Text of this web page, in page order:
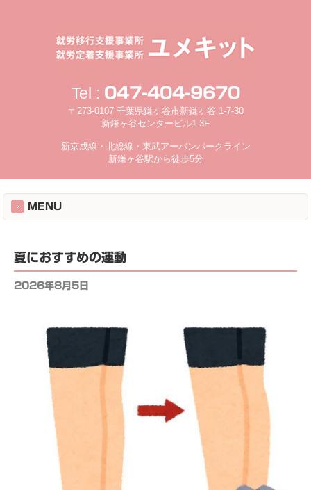
Tel : 047-404-9670
〒273-0107 千葉県鎌ヶ谷市新鎌ヶ谷 1-7-30
新鎌ヶ谷センタービル1-3F
新京成線・北総線・東武アーバンパークライン
新鎌ヶ谷駅から徒歩5分
MENU
夏におすすめの運動
2026年8月5日